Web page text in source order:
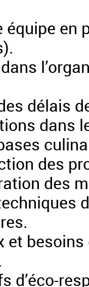
équipe
délais
dans
des
des
et
d’éco-